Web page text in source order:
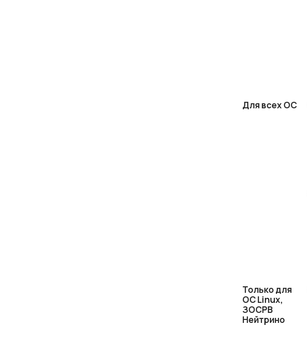
Для всех ОС
Только для
ОС Linux,
ЗОСРВ
Нейтрино